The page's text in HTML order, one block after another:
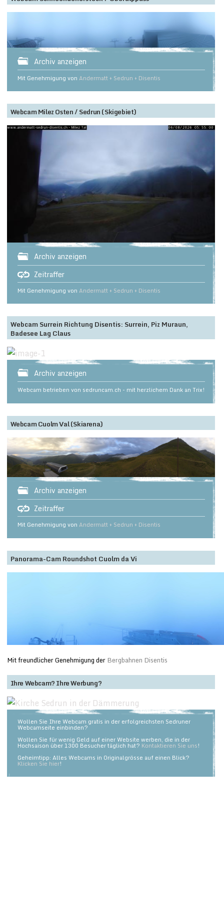
Archiv anzeigen
Mit Genehmigung von Andermatt + Sedrun + Disentis
Webcam Milez Osten / Sedrun (Skigebiet)
Archiv anzeigen
Zeitraffer
Mit Genehmigung von Andermatt + Sedrun + Disentis
Webcam Surrein Richtung Disentis: Surrein, Piz Muraun,
Badesee Lag Claus
Archiv anzeigen
Webcam betrieben von sedruncam.ch - mit herzlichem Dank an Trix!
Webcam Cuolm Val (Skiarena)
Archiv anzeigen
Zeitraffer
Mit Genehmigung von Andermatt + Sedrun + Disentis
Panorama-Cam Roundshot Cuolm da Vi
Mit freundlicher Genehmigung der Bergbahnen Disentis
Ihre Webcam? Ihre Werbung?
Wollen Sie Ihre Webcam gratis in der erfolgreichsten Sedruner
Webcamseite einbinden?
Wollen Sie für wenig Geld auf einer Website werben, die in der
Hochsaison über 1300 Besucher täglich hat? Kontaktieren Sie uns!
Geheimtipp: Alles Webcams in Originalgrösse auf einen Blick?
Klicken Sie hier!